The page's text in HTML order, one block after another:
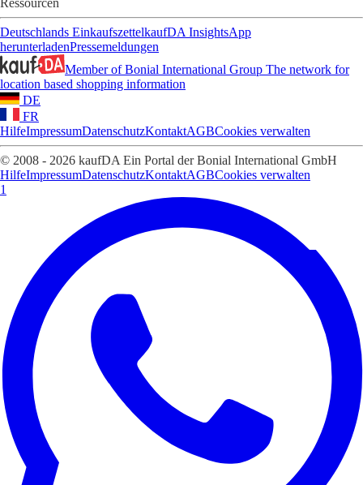
Ressourcen
Deutschlands EinkaufszettelkaufDA InsightsApp
herunterladenPressemeldungen
Member of Bonial International Group The network for
location based shopping information
DE
FR
HilfeImpressumDatenschutzKontaktAGBCookies verwalten
© 2008 - 2026 kaufDA Ein Portal der Bonial International GmbH
HilfeImpressumDatenschutzKontaktAGBCookies verwalten
1